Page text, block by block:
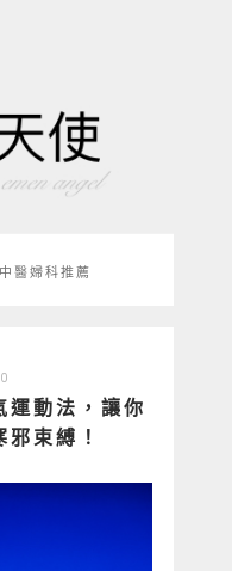
醫婦科推薦
運動法，讓你
束縛！